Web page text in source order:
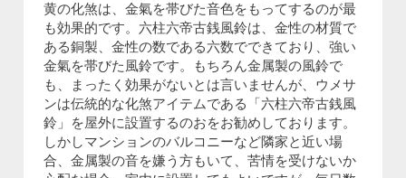
黄の化煞は、金氣を帯びた音色をもってするのが最
も効果的です。六柱六帝古銭風鈴は、金性の材質で
ある銅製、金性の数である六数でできており、強い
金氣を帯びた風鈴です。もちろん金属製の風鈴で
も、まったく効果がないとは言いませんが、ウメサ
ンは伝統的な化煞アイテムである「六柱六帝古銭風
鈴」を屋外に設置するのおをお勧めしております。
しかしマンションのバルコニーなど隣家と近い場
合、金属製の音を嫌う方もいて、苦情を受けないか